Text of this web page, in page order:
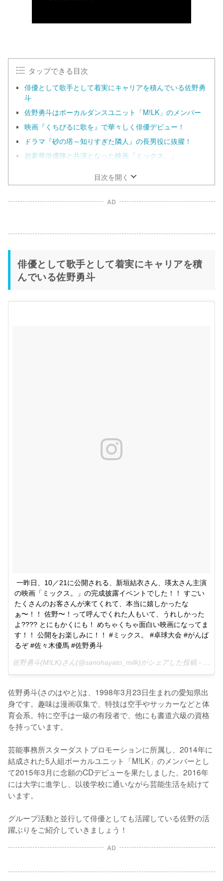
タップできる目次
俳優として歌手として着実にキャリアを積んでいる佐野勇
斗
佐野勇斗はボーカルダンスユニット「M!LK」のメンバー
映画『くちびるに歌を』で華々しく俳優デビュー！
ドラマ『砂の塔～知りすぎた隣人』の長男役に抜擢！
超豪華俳優陣と共演となった映画『ミックス。』
目次を開く
AD
俳優として歌手として着実にキャリアを積
んでいる佐野勇斗
一昨日、10／21に公開される、新垣結衣さん、瑛太さん主演
の映画「ミックス。」の完成披露イベントでした！！ すごい
たくさんのお客さんが来てくれて、本当に嬉しかったな
ぁ〜！！ 佐野〜！って呼んでくれた人もいて、うれしかった
よ???? とにもかくにも！ めちゃくちゃ面白い映画になってま
す！！ 公開をお楽しみに！！ #ミックス。 #卓球大会 #がんば
るぞ #佐々木優馬 #佐野勇斗
佐野勇斗(M!LK)さん(@sanohayato_milk)がシェアした投稿 -
2017
佐野勇斗(さのはやと)は、1998年3月23日生まれの愛知県出
身です。趣味は漫画収集で、特技は空手やサッカーなどと体
育会系。特に空手は一級の有段者で、他にも書道六級の資格
を持っています。
芸能事務所スターダストプロモーションに所属し、2014年に
結成された5人組ボーカルユニット「M!LK」のメンバーとし
て2015年3月に念願のCDデビューを果たしました。2016年
には大学に進学し、以後学校に通いながら芸能生活を続けて
います。
グループ活動と並行して俳優としても活躍している佐野の活
躍ぶりをご紹介していきましょう！
AD